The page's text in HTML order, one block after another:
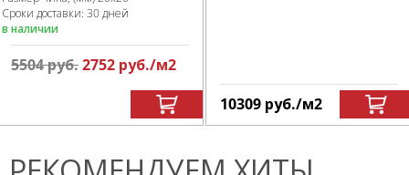
Сроки доставки: 30 дней
в наличии
5504руб.2752 руб./м2
10309 руб./м2